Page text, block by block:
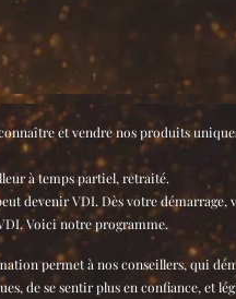
et vendre nos produits
à temps partiel, retraité.
devenir VDI. Dès votre démarrage,
Voici notre programme.
permet à nos conseillers, qui
de se sentir plus en confiance, et